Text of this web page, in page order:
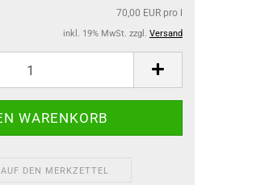
70,00 EUR pro l
inkl. 19% MwSt. zzgl. Versand
AUF DEN MERKZETTEL